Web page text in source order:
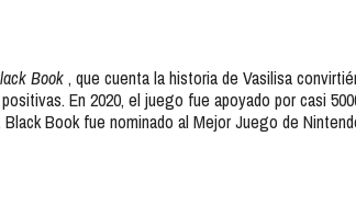
Book, que cuenta la historia de Vasilisa
En 2020, el juego fue apoyado por casi
Black Book fue nominado al Mejor Juego de